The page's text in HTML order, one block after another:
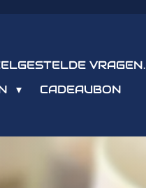
VRAGEN.
CADEAUBON